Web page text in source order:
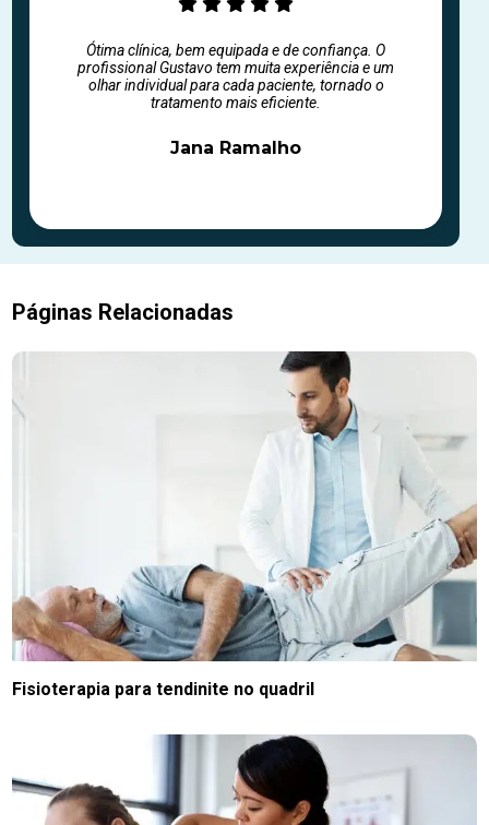
Ótima clínica, bem equipada e de confiança. O
profissional Gustavo tem muita experiência e um
olhar individual para cada paciente, tornado o
tratamento mais eficiente.
Jana Ramalho
Páginas Relacionadas
Fisioterapia para tendinite no quadril